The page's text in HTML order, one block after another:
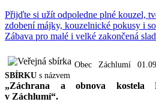
Přijďte si užít odpoledne plné kouzel,
zdobení májky, kouzelnické pokusy i
Zábava pro malé i velké zakončená
Obec Záchlumí
SBÍRKU s názvem
„Záchrana a obnova kostela
v Záchlumí“.